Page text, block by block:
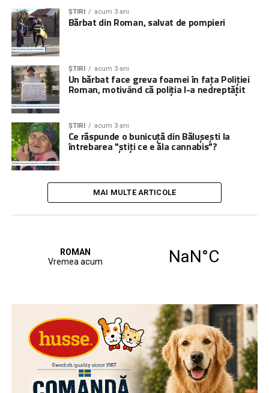
ȘTIRI acum 3 ani
Bărbat din Roman, salvat de pompieri
ȘTIRI acum 3 ani
Un bărbat face greva foamei în fața Poliției
Roman, motivând că poliția l-a nedreptățit
ȘTIRI acum 3 ani
Ce răspunde o bunicuță din Bălușești la
întrebarea "știți ce e ăla cannabis"?
MAI MULTE ARTICOLE